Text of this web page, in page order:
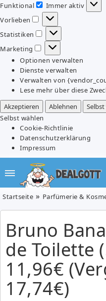
Funktional
Funktional
Immer aktiv
Vorlieben
Vorlieben
Statistiken
Statistiken
Marketing
Marketing
Optionen verwalten
Dienste verwalten
Verwalten von
Lese mehr über diese
Akzeptieren
Ablehnen
Selbst wählen
Cookie-Richtlinie
Datenschutzerklärung
Impressum
Startseite Parfümerie &
Bruno
de Toilette
11,96€
17,74€)